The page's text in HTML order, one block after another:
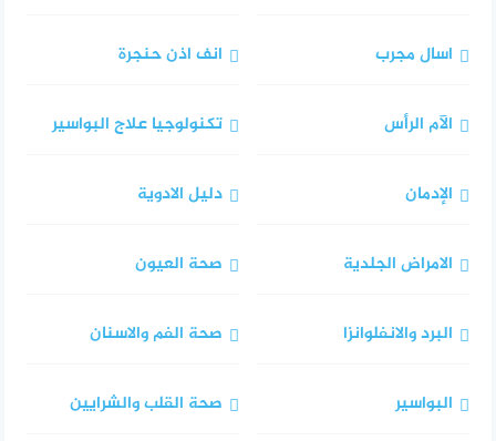
اسال مجرب
الآم الرأس
الإدمان
الامراض الجلدية
البرد والانفلوانزا
البواسير
انف اذن حنجرة
تكنولوجيا علاج البواسير
دليل الادوية
صحة العيون
صحة الفم والاسنان
صحة القلب والشرايين